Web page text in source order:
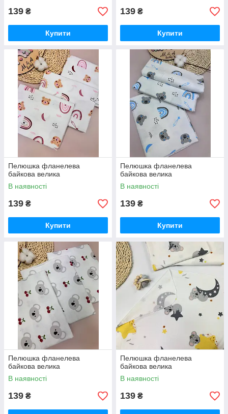
139 ₴
Купити
139 ₴
Купити
Пелюшка фланелева
байкова велика
В наявності
139 ₴
Купити
Пелюшка фланелева
байкова велика
В наявності
139 ₴
Купити
Пелюшка фланелева
байкова велика
В наявності
139 ₴
Пелюшка фланелева
байкова велика
В наявності
139 ₴